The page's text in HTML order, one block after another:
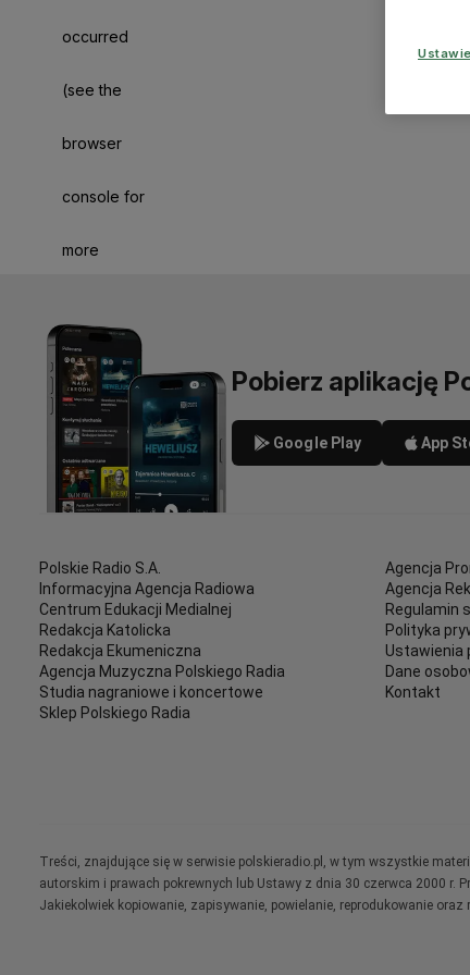
occurred
(see the
browser
console for
more
Pobierz aplikację
Google Play App
Polskie Radio S.A.
Informacyjna Agencja Radiowa
Centrum Edukacji Medialnej
Redakcja Katolicka
Redakcja Ekumeniczna
Agencja Muzyczna Polskiego Radia
Studia nagraniowe i koncertowe
Sklep Polskiego Radia
Agencja
Agencja
Regulamin
Polityka
Ustawienia
Dane
Kontakt
Treści, znajdujące się w serwisie polskieradio.pl, w tym wszystkie
autorskim i prawach pokrewnych lub Ustawy z dnia 30 czerwca 2000 r.
Jakiekolwiek kopiowanie, zapisywanie, powielanie, reprodukowanie